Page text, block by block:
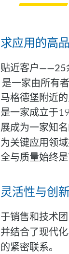
应用的高
近客户——25
是一家由所有
格德堡附近的
一家成立于
成为一家知名
关键应用领
与质量始终是
活性与创
销售和技术
结合了现代
紧密联系。